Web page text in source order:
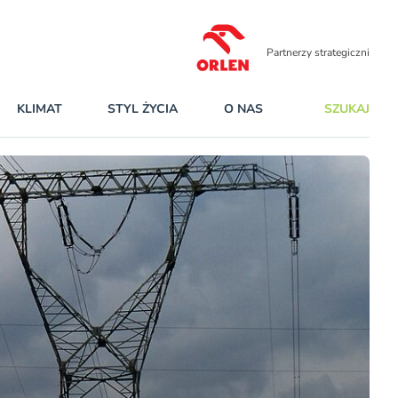
Partnerzy strategiczni
KLIMAT STYL ŻYCIA O NAS SZUKAJ